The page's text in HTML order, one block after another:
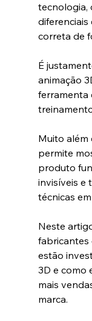
tecnologia,
correta de
É
animação
ferramenta
Muito além
permite
produto
invisíveis e
técnicas
Neste
fabricantes
estão
3D e como
mais
marca.